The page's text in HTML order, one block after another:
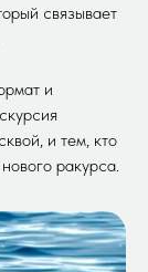
связывает
и
и тем, кто
ракурса.